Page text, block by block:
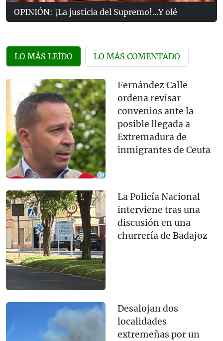
OPINIÓN: ¡La justicia del Supremo!...Y olé
LO MÁS LEÍDO LO MÁS COMENTADO
Fernández Calle
ordena revisar
convenios ante la
posible llegada a
Extremadura de
inmigrantes de Ceuta
La Policía Nacional
interviene tras una
discusión en una
churrería de Badajoz
Desalojan dos
localidades
extremeñas por un